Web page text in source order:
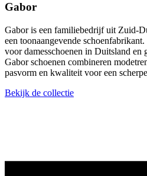
Gabor
Gabor is een familiebedrijf uit Zuid-
een toonaangevende
voor damesschoenen in Duitsland en
Gabor schoenen combineren
pasvorm en kwaliteit voor een
Bekijk de collectie